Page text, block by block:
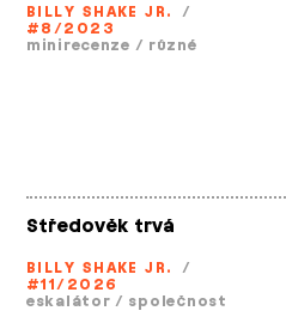
BILLY SHAKE JR.
/
#8/2023
minirecenze / různé
Středověk trvá
BILLY SHAKE JR.
/
#11/2026
eskalátor / společnost